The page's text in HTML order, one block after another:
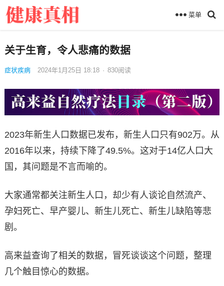
菜单
关于生育，令人悲痛的数据
症状疾病 2024年1月25日 18:18 · 830阅读
2023年新生人口数据已发布，新生人口只有902万。从
2016年以来，持续下降了49.5%。这对于14亿人口大
国，其问题是不言而喻的。
大家通常都关注新生人口，却少有人谈论自然流产、
孕妇死亡、早产婴儿、新生儿死亡、新生儿缺陷等悲
剧。
高来益查询了相关的数据，冒死谈谈这个问题，整理
几个触目惊心的数据。